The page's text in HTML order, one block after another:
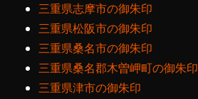
三重県志摩市の御朱印
三重県松阪市の御朱印
三重県桑名市の御朱印
三重県桑名郡木曽岬町の御朱印
三重県津市の御朱印